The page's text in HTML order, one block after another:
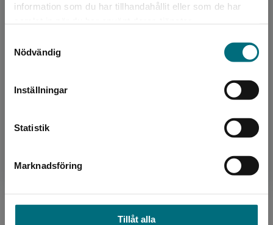
information som du har tillhandahållit eller som de har
Nödvändig
Inställningar
Statistik
Marknadsföring
Tillåt alla
Det verkar som att du besöker
nyponochviljaforlag.se via en enhet utanför
Sverige. För att kunna slutföra ett köp måste
Upphovspersoner
Moa Eriksson Sandberg är bosatt i Lund. Efter
debuterade hon 2011 med ungdomsromanen